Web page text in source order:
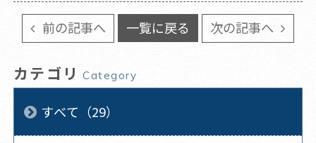
前の記事へ 一覧に戻る 次の記事へ
カテゴリ Category
すべて（29）